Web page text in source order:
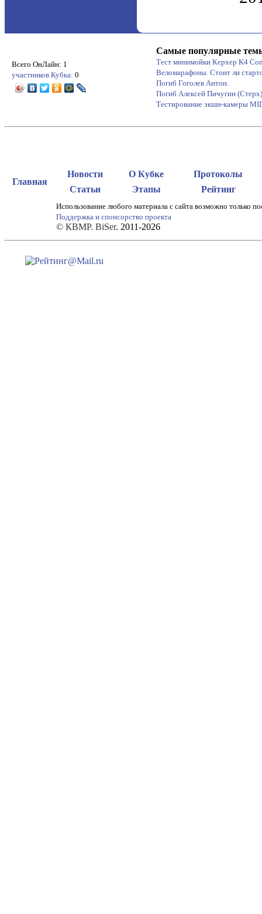
Всего ОнЛайн: 1
участников Кубка: 0
Самые популярные
Тест минимойки Керхер K4
Веломарафоны. Стоит ли
Погиб Гоголев Антон.
Погиб Алексей Пичугин (Стерх)
Тестирование экшн-камеры
Главная
Новости О Кубке
Протоколы
Статьи
Этапы Рейтинг
Использование любого материала с сайта возможно только
Поддержка и спонсорство проекта
© КВМР. BiSer. 2011-2026